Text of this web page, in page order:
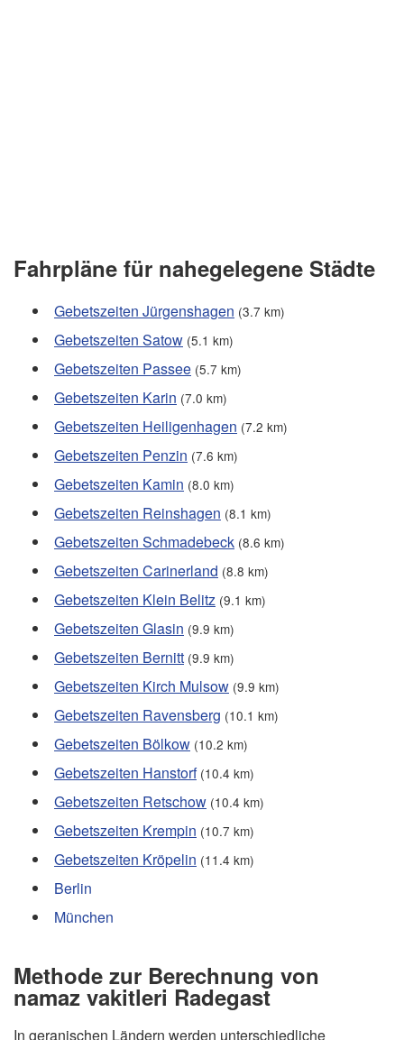
Fahrpläne für nahegelegene Städte
Gebetszeiten Jürgenshagen (3.7 km)
Gebetszeiten Satow (5.1 km)
Gebetszeiten Passee (5.7 km)
Gebetszeiten Karin (7.0 km)
Gebetszeiten Heiligenhagen (7.2 km)
Gebetszeiten Penzin (7.6 km)
Gebetszeiten Kamin (8.0 km)
Gebetszeiten Reinshagen (8.1 km)
Gebetszeiten Schmadebeck (8.6 km)
Gebetszeiten Carinerland (8.8 km)
Gebetszeiten Klein Belitz (9.1 km)
Gebetszeiten Glasin (9.9 km)
Gebetszeiten Bernitt (9.9 km)
Gebetszeiten Kirch Mulsow (9.9 km)
Gebetszeiten Ravensberg (10.1 km)
Gebetszeiten Bölkow (10.2 km)
Gebetszeiten Hanstorf (10.4 km)
Gebetszeiten Retschow (10.4 km)
Gebetszeiten Krempin (10.7 km)
Gebetszeiten Kröpelin (11.4 km)
Berlin
München
Methode zur Berechnung von
namaz vakitleri Radegast
In geranischen Ländern werden unterschiedliche